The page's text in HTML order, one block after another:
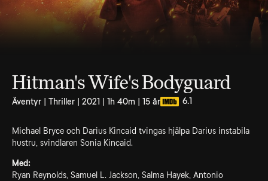
Hitman's Wife's Bodyguard
Äventyr | Thriller | 2021 | 1h 40m | 15 år 6.1
Michael Bryce och Darius Kincaid tvingas hjälpa Darius instabila
hustru, svindlaren Sonia Kincaid.
Med:
Ryan Reynolds, Samuel L. Jackson, Salma Hayek, Antonio